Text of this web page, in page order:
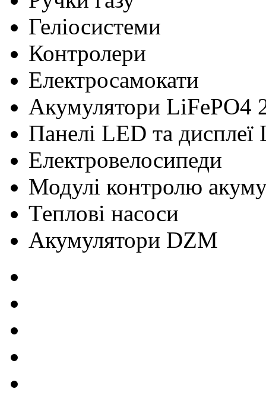
Геліосистеми
Контролери
Електросамокати
Акумулятори LiFePO4
Панелі LED та дисплеї
Електровелосипеди
Модулі контролю
Теплові насоси
Акумулятори DZM